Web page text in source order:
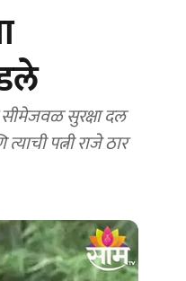
सुरक्षा दल
पत्नी राजे ठार